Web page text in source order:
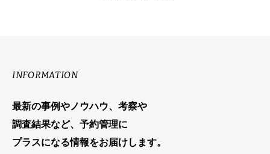
INFORMATION
最新の事例やノウハウ、考察や
調査結果など、予約管理に
プラスになる情報をお届けします。